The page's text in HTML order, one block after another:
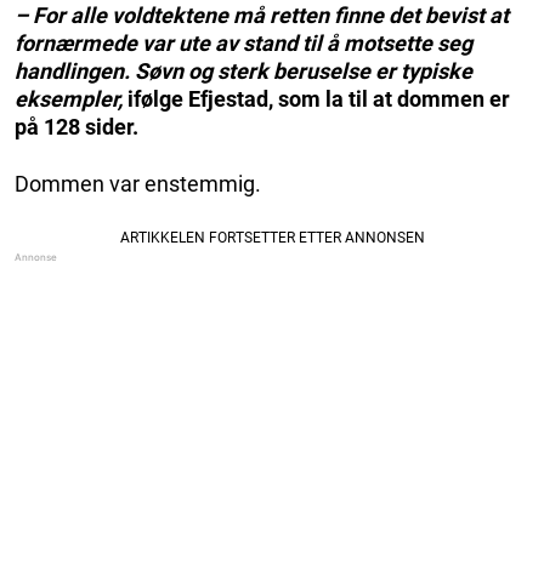
– For alle voldtektene må retten finne det bevist at
fornærmede var ute av stand til å motsette seg
handlingen. Søvn og sterk beruselse er typiske
eksempler, ifølge Efjestad, som la til at dommen er
på 128 sider.
Dommen var enstemmig.